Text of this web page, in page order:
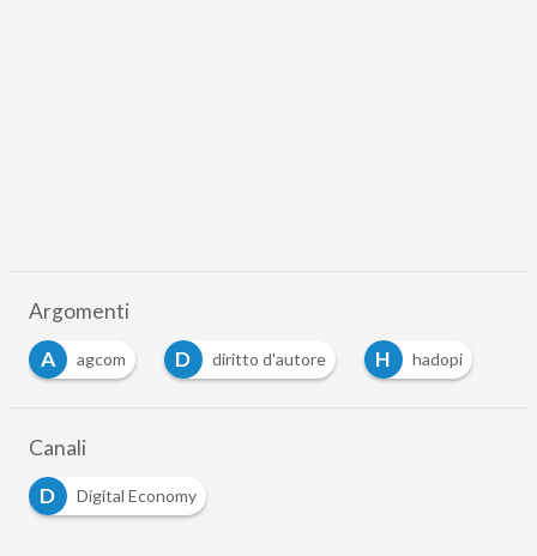
Argomenti
A
agcom D diritto d'autore H hadopi
Canali
D
Digital Economy